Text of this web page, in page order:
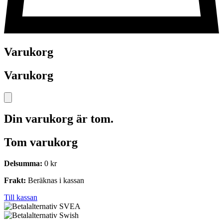
Varukorg
Varukorg
Din varukorg är tom.
Tom varukorg
Delsumma: 0 kr
Frakt: Beräknas i kassan
Till kassan